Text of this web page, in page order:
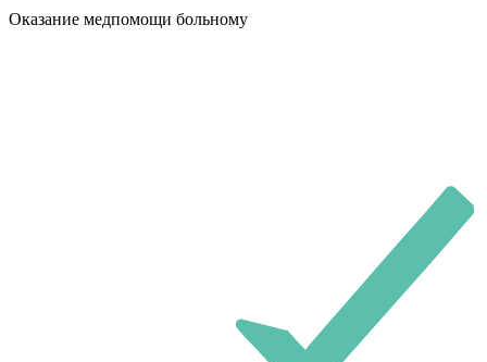
Оказание медпомощи больному